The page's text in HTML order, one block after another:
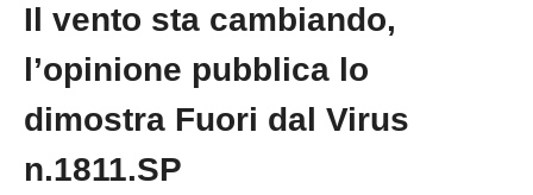
Copy Embed Code
Il vento sta cambiando,
l’opinione pubblica lo
dimostra Fuori dal Virus
n.1811.SP